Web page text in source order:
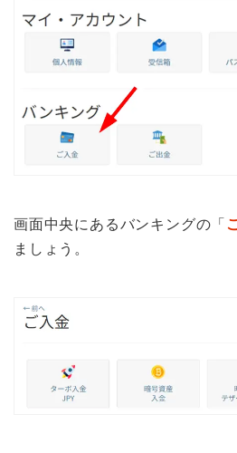
画面中央にあるバンキングの「
ましょう。